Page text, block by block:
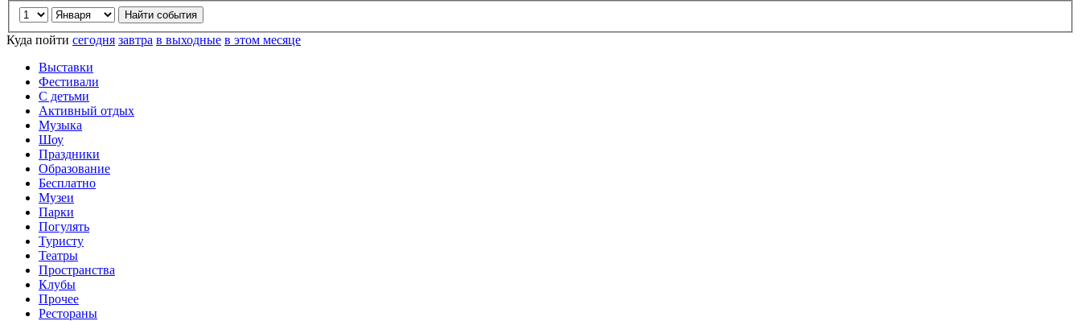
Куда пойти сегодня завтра в выходные в этом месяце
Выставки
Фестивали
С детьми
Активный отдых
Музыка
Шоу
Праздники
Образование
Бесплатно
Музеи
Парки
Погулять
Туристу
Театры
Пространства
Клубы
Прочее
Рестораны